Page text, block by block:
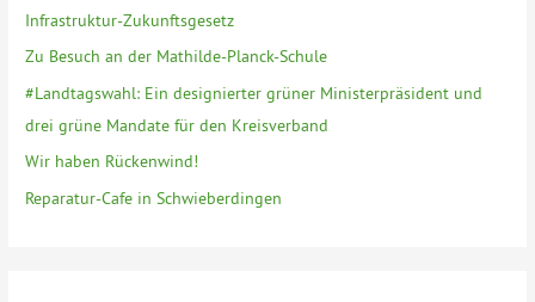
a
c
Infrastruktur-Zukunftsgesetz
Zu Besuch an der Mathilde-Planck-Schule
#Landtagswahl: Ein designierter grüner Ministerpräsident und
drei grüne Mandate für den Kreisverband
Wir haben Rückenwind!
Reparatur-Cafe in Schwieberdingen